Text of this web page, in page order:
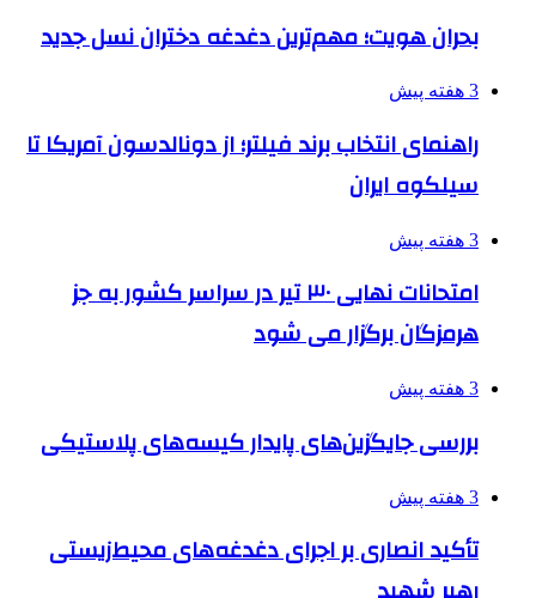
بحران هویت؛ مهم‌ترین دغدغه دختران نسل جدید
3 هفته پیش
راهنمای انتخاب برند فیلتر؛ از دونالدسون آمریکا تا
سیلکوه ایران
3 هفته پیش
امتحانات نهایی ۳۰ تیر در سراسر کشور به جز
هرمزگان برگزار می شود
3 هفته پیش
بررسی جایگزین‌های پایدار کیسه‌های پلاستیکی
3 هفته پیش
تأکید انصاری بر اجرای دغدغه‌های محیط‌زیستی